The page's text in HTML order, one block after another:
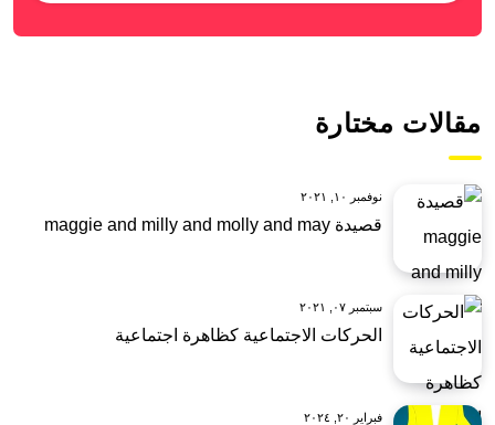
مقالات مختارة
نوفمبر ١٠, ٢٠٢١
قصيدة maggie and milly and molly and may
سبتمبر ٠٧, ٢٠٢١
الحركات الاجتماعية كظاهرة اجتماعية
فبراير ٢٠, ٢٠٢٤